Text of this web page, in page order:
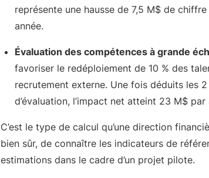
représente une hausse de 7,5 M$ de
année.
Évaluation des compétences à grande
favoriser le redéploiement de 10 % des
recrutement externe. Une fois déduits les
d’évaluation, l’impact net atteint 23 M$ par
C’est le type de calcul qu’une direction
bien sûr, de connaître les indicateurs de
estimations dans le cadre d’un projet pilote.